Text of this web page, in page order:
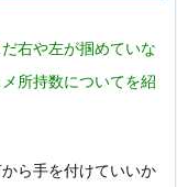
右や左が掴めていな
所持数についてを紹
ら手を付けていいか